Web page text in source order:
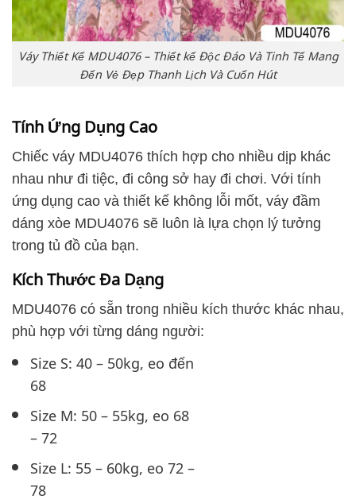
Váy Thiết Kế MDU4076 – Thiết kế Độc Đáo Và Tinh Tế Mang
Đến Vẻ Đẹp Thanh Lịch Và Cuốn Hút
Tính Ứng Dụng Cao
Chiếc váy MDU4076 thích hợp cho nhiều dịp khác
nhau như đi tiệc, đi công sở hay đi chơi. Với tính
ứng dụng cao và thiết kế không lỗi mốt, váy đầm
dáng xòe MDU4076 sẽ luôn là lựa chọn lý tưởng
trong tủ đồ của bạn.
Kích Thước Đa Dạng
MDU4076 có sẵn trong nhiều kích thước khác nhau,
phù hợp với từng dáng người:
Size S: 40 – 50kg, eo đến
68
Size M: 50 – 55kg, eo 68
– 72
Size L: 55 – 60kg, eo 72 –
78